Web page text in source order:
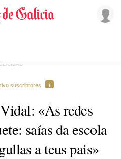
«As redes
saías da escola
a teus pais»
suscriptores